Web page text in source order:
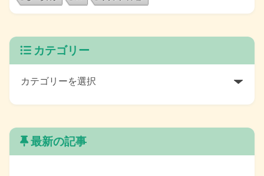
カテゴリー
最新の記事